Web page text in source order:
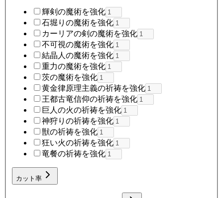
輝剣の魔術を強化
石堀りの魔術を強化
カーリアの剣の魔術を強化
不可視の魔術を強化
結晶人の魔術を強化
重力の魔術を強化
茨の魔術を強化
黄金律原理主義の祈祷を強化
王都古竜信仰の祈祷を強化
巨人の火の祈祷を強化
神狩りの祈祷を強化
獣の祈祷を強化
狂い火の祈祷を強化
竜餐の祈祷を強化
カット率